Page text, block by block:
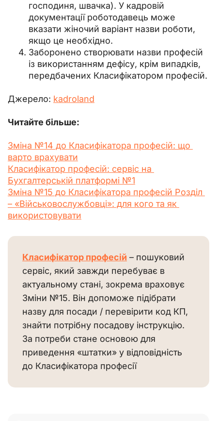
господиня, швачка). У кадровій
документації роботодавець може
вказати жіночий варіант назви роботи,
якщо це необхідно.
Заборонено створювати назви професій
із використанням дефісу, крім випадків,
передбачених Класифікатором професій.
Джерело: kadroland
Читайте більше:
Зміна №14 до Класифікатора професій: що
варто врахувати
Класифікатор професій: сервіс на
Бухгалтерській платформі №1
Зміна №15 до Класифікатора професій Розділ
– «Військовослужбовці»: для кого та як
використовувати
Класифікатор професій – пошуковий
сервіс, який завжди перебуває в
актуальному стані, зокрема враховує
Зміни №15. Він допоможе підібрати
назву для посади / перевірити код КП,
знайти потрібну посадову інструкцію.
За потреби стане основою для
приведення «штатки» у відповідність
до Класифікатора професії